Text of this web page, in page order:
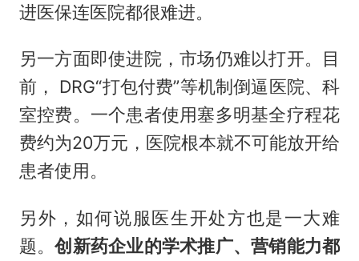
进医保连医院都很难进。
另一方面即使进院，市场仍难以打开。目
前， DRG“打包付费”等机制倒逼医院、科
室控费。一个患者使用塞多明基全疗程花
费约为20万元，医院根本就不可能放开给
患者使用。
另外，如何说服医生开处方也是一大难
题。创新药企业的学术推广、营销能力都